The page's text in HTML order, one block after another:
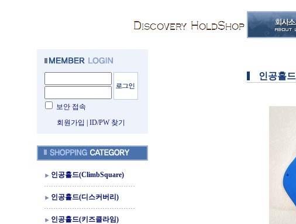
보안 접속
회원가입
ID/PW 찾기
인공홀드(ClimbSquare)
인공홀드(디스커버리)
인공홀드(키즈클라임)
인공홀